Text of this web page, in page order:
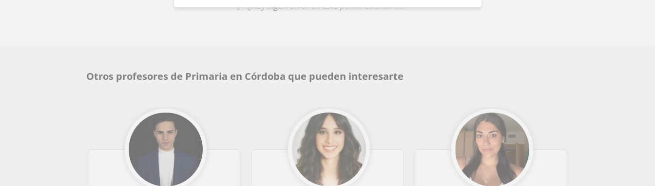
¿Hay algún error en este perfil?Cuéntanos
Otros profesores de Primaria en Córdoba que pueden interesarte